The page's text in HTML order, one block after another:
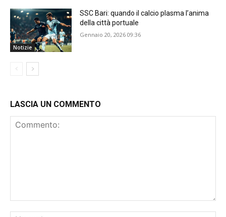
Notizie
SSC Bari: quando il calcio plasma l’anima
della città portuale
Gennaio 20, 2026 09:36
LASCIA UN COMMENTO